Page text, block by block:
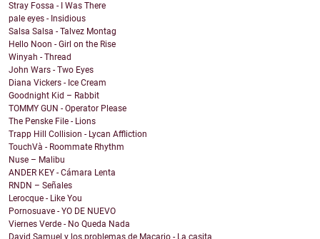
Stray Fossa - I Was There
pale eyes - Insidious
Salsa Salsa - Talvez Montag
Hello Noon - Girl on the Rise
Winyah - Thread
John Wars - Two Eyes
Diana Vickers - Ice Cream
Goodnight Kid – Rabbit
TOMMY GUN - Operator Please
The Penske File - Lions
Trapp Hill Collision - Lycan Affliction
TouchVà - Roommate Rhythm
Nuse – Malibu
ANDER KEY - Cámara Lenta
RNDN – Señales
Lerocque - Like You
Pornosuave - YO DE NUEVO
Viernes Verde - No Queda Nada
David Samuel y los problemas de Macario - La casita